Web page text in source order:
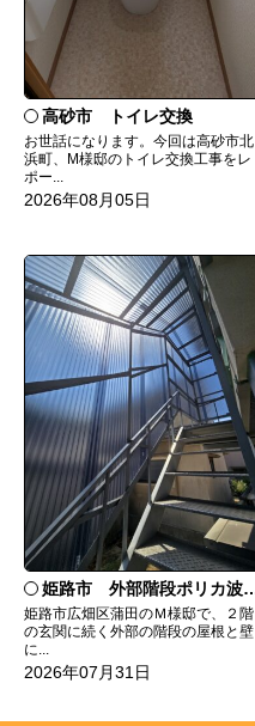
高砂市 トイレ交換
お世話になります。今回は高砂市北
浜町、M様邸のトイレ交換工事をレ
ポー...
2026年08月05日
姫路市 外部階段ポリカ波板張替工事
姫路市広畑区蒲田のＭ様邸で、２階
の玄関に続く外部の階段の屋根と壁
に...
2026年07月31日